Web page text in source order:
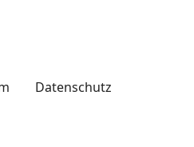
Datenschutz